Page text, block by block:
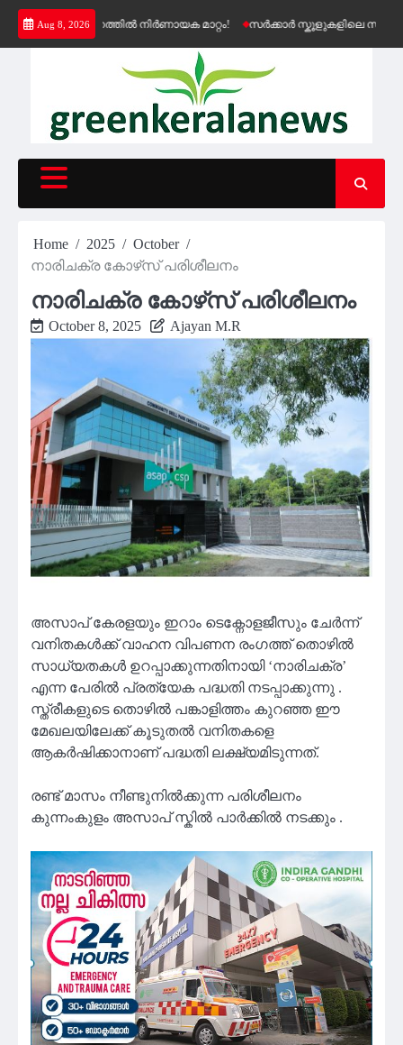
Skip
content
Aug 8, 2026
വിതരണത്തിൽ നിർണായക മാറ്റം! സർക്കാർ സ്കൂളുകളിലെ സൗജന്യ
Home 2025
October
നാരിചക്ര കോഴ്‌സ് പരിശീലനം
നാരിചക്ര കോഴ്‌സ് പരിശീലനം
October 8, 2025 Ajayan M.R
അസാപ് കേരളയും ഇറാം ടെക്നോളജീസും ചേർന്ന്
വനിതകൾക്ക് വാഹന വിപണന രംഗത്ത് തൊഴിൽ
സാധ്യതകൾ ഉറപ്പാക്കുന്നതിനായി ‘നാരിചക്ര’
എന്ന പേരിൽ പ്രത്യേക പദ്ധതി നടപ്പാക്കുന്നു .
സ്ത്രീകളുടെ തൊഴിൽ പങ്കാളിത്തം കുറഞ്ഞ ഈ
മേഖലയിലേക്ക് കൂടുതൽ വനിതകളെ
ആകർഷിക്കാനാണ് പദ്ധതി ലക്ഷ്യമിടുന്നത്.
രണ്ട് മാസം നീണ്ടുനിൽക്കുന്ന പരിശീലനം
കുന്നംകുളം അസാപ് സ്കിൽ പാർക്കിൽ നടക്കും .